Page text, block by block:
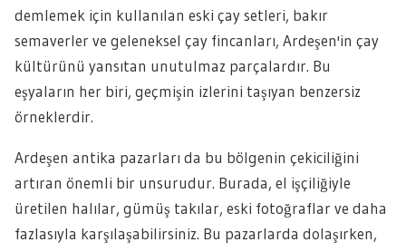
demlemek için kullanılan eski çay setleri, bakır
semaverler ve geleneksel çay fincanları, Ardeşen'in çay
kültürünü yansıtan unutulmaz parçalardır. Bu
eşyaların her biri, geçmişin izlerini taşıyan benzersiz
örneklerdir.
Ardeşen antika pazarları da bu bölgenin çekiciliğini
artıran önemli bir unsurudur. Burada, el işçiliğiyle
üretilen halılar, gümüş takılar, eski fotoğraflar ve daha
fazlasıyla karşılaşabilirsiniz. Bu pazarlarda dolaşırken,